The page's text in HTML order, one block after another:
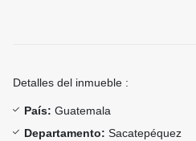
Detalles del inmueble :
País: Guatemala
Departamento: Sacatepéquez